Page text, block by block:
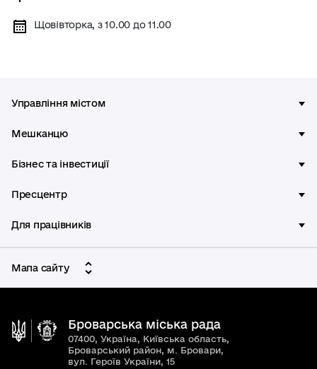
Щовівторка, з 10.00 до 11.00
Управління містом
Мешканцю
Бізнес та інвестиції
Пресцентр
Для працівників
Мапа сайту
Броварська міська рада
07400, Україна, Київська область,
Броварський район, м. Бровари,
вул. Героїв України, 15